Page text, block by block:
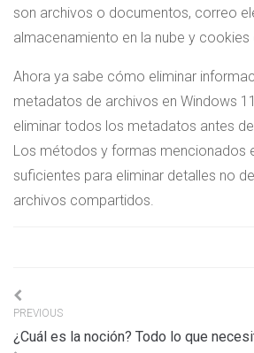
son archivos o documentos, correo
almacenamiento en la nube y cookies
Ahora ya sabe cómo eliminar
metadatos de archivos en Windows
eliminar todos los metadatos antes
Los métodos y formas mencionados
suficientes para eliminar detalles no
archivos compartidos.
Navigation
de
PREVIOUS
¿Cuál es la noción? Todo lo que